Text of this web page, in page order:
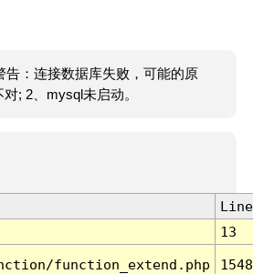
告：连接数据库失败，可能的原
; 2、mysql未启动。
Line
13
function_extend.php 1548